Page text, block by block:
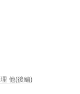
他(後編)